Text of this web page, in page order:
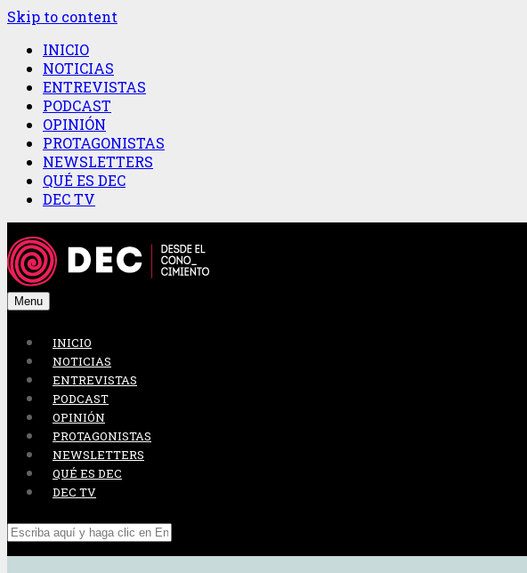
Skip to content
INICIO
NOTICIAS
ENTREVISTAS
PODCAST
OPINIÓN
PROTAGONISTAS
NEWSLETTERS
QUÉ ES DEC
DEC TV
Menu
INICIO
NOTICIAS
ENTREVISTAS
PODCAST
OPINIÓN
PROTAGONISTAS
NEWSLETTERS
QUÉ ES DEC
DEC TV